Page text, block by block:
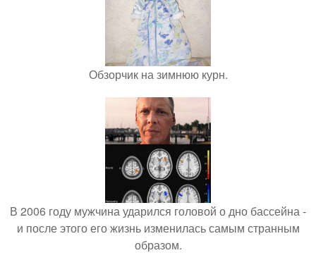
Обзорчик на зимнюю курн.
В 2006 году мужчина ударился головой о дно бассейна -
и после этого его жизнь изменилась самым странным
образом.